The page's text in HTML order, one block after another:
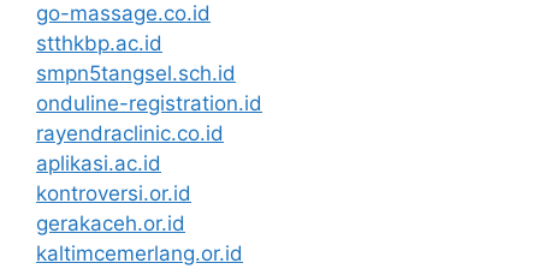
go-massage.co.id
stthkbp.ac.id
smpn5tangsel.sch.id
onduline-registration.id
rayendraclinic.co.id
aplikasi.ac.id
kontroversi.or.id
gerakaceh.or.id
kaltimcemerlang.or.id